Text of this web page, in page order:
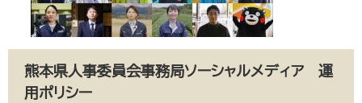
熊本県人事委員会事務局ソーシャルメディア 運
用ポリシー